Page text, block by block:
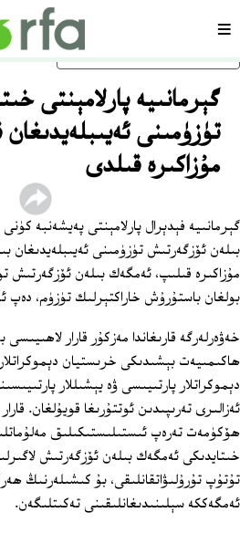
ئاساسلىق مەزمۇنغا ئاتلاڭسەھىپە
گېرمانىيە پارلامېنتى
تۈزۈمىنى ئەيىبلەيدىغان
مۇزاكىرە قىلدى
گېرمانىيە فېدېرال پارلامېنتى پەيشەنبە
بىلەن ئۆزگەرتىش تۈزۈمىنى ئەيىبلەيدىغان
مۇزاكىرە قىلىپ، ئەمگەك بىلەن ئۆزگەرتىش
بولغان باستۇرۇش خاراكتېرلىك تۈزۈم، دەپ
ھاكىمىيەت بېشىدىكى خرىستيان دېموكراتلار
دېموكراتلار پارتىيىسى ۋە يېشىللار
ئەزالىرى تەرىپىدىن ئوتتۇرىغا قويۇلغان.
ھۆكۈمەت تەرەپ ئىستىلىستىكىلىق
تۇتۇپ تۇرۇلىۋاتقانلىقى، بۇ كىشىلەرنىڭ
ئەمگەككە سېلىنىدىغانلىقىنى تەكىتلىگەن.